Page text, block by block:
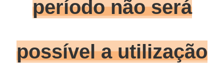
período não será
possível a utilização